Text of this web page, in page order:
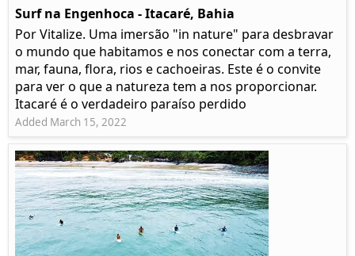
Surf na Engenhoca - Itacaré, Bahia
Por Vitalize. Uma imersão "in nature" para desbravar
o mundo que habitamos e nos conectar com a terra,
mar, fauna, flora, rios e cachoeiras. Este é o convite
para ver o que a natureza tem a nos proporcionar.
Itacaré é o verdadeiro paraíso perdido
Added March 15, 2022